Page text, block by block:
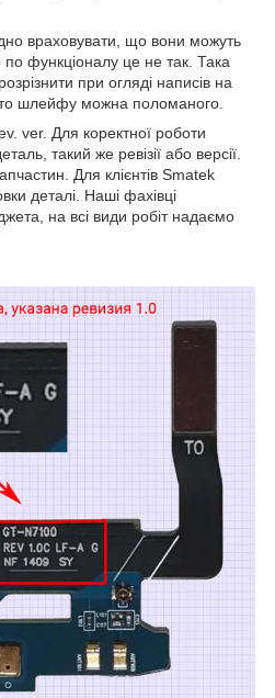
враховувати, що вони можуть
функціоналу це не так. Така
при огляді написів на
шлейфу можна поломаного.
ver. Для коректної роботи
такий же ревізії або версії.
Для клієнтів Smatek
деталі. Наші фахівці
на всі види робіт надаємо